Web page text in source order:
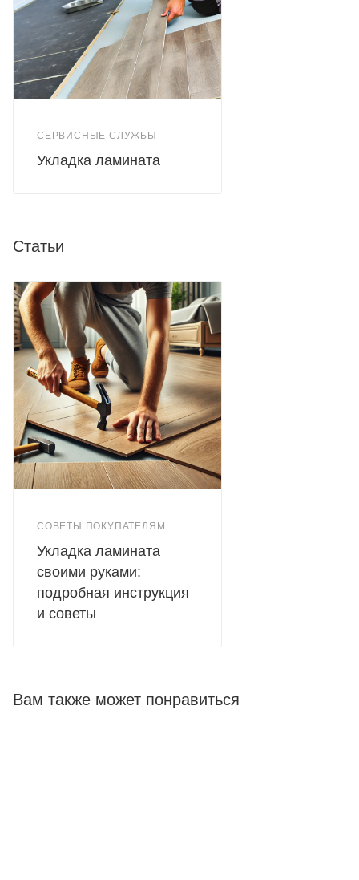
СЕРВИСНЫЕ СЛУЖБЫ
Укладка ламината
Статьи
СОВЕТЫ ПОКУПАТЕЛЯМ
Укладка ламината
своими руками:
подробная инструкция
и советы
Вам также может понравиться